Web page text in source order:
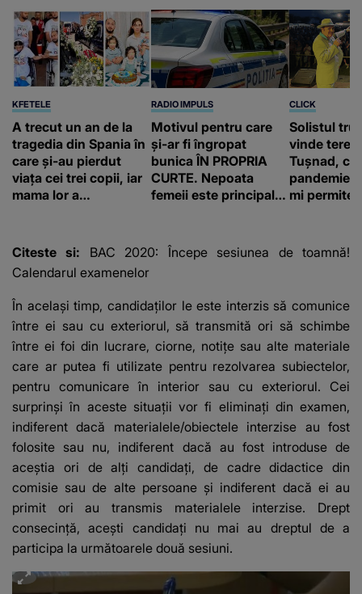
KFETELE
A trecut un an de la
tragedia din Spania în
care și-au pierdut
viața cei trei copii, iar
mama lor a…
RADIO IMPULS
Motivul pentru care
și-ar fi îngropat
bunica ÎN PROPRIA
CURTE. Nepoata
femeii este principalul
DESCOPERIT DE
ANCHETATORI a șocat
CLICK
Solistul
vinde
Tușnad,
pandemie:
mi permite
Citeste si: BAC 2020: Începe sesiunea de toamnă!
Calendarul examenelor
În același timp, candidaților le este interzis să comunice
între ei sau cu exteriorul, să transmită ori să schimbe
între ei foi din lucrare, ciorne, notițe sau alte materiale
care ar putea fi utilizate pentru rezolvarea subiectelor,
pentru comunicare în interior sau cu exteriorul. Cei
surprinși în aceste situații vor fi eliminați din examen,
indiferent dacă materialele/obiectele interzise au fost
folosite sau nu, indiferent dacă au fost introduse de
aceștia ori de alți candidați, de cadre didactice din
comisie sau de alte persoane și indiferent dacă ei au
primit ori au transmis materialele interzise. Drept
consecință, acești candidați nu mai au dreptul de a
participa la următoarele două sesiuni.